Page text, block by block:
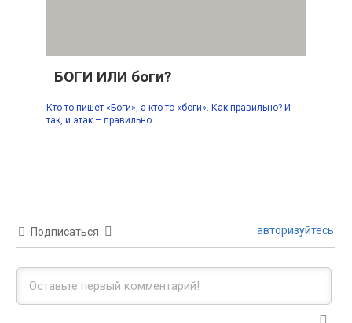
БОГИ ИЛИ боги?
Кто-то пишет «Боги», а кто-то «боги». Как правильно? И
так, и этак – правильно.
Подписаться авторизуйтесь